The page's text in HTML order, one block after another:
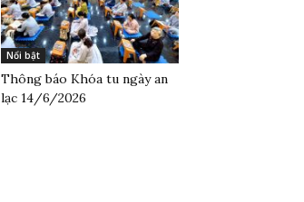
Nổi bật
Thông báo Khóa tu ngày an
lạc 14/6/2026